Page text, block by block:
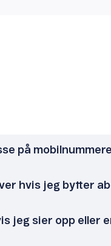
på
hvis jeg bytter
jeg sier opp eller